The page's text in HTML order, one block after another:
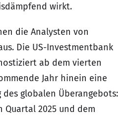
wirkt.
die Analysten von
Die US-Investmentbank
ab dem vierten
Jahr hinein eine
globalen Überangebots:
Quartal 2025 und dem